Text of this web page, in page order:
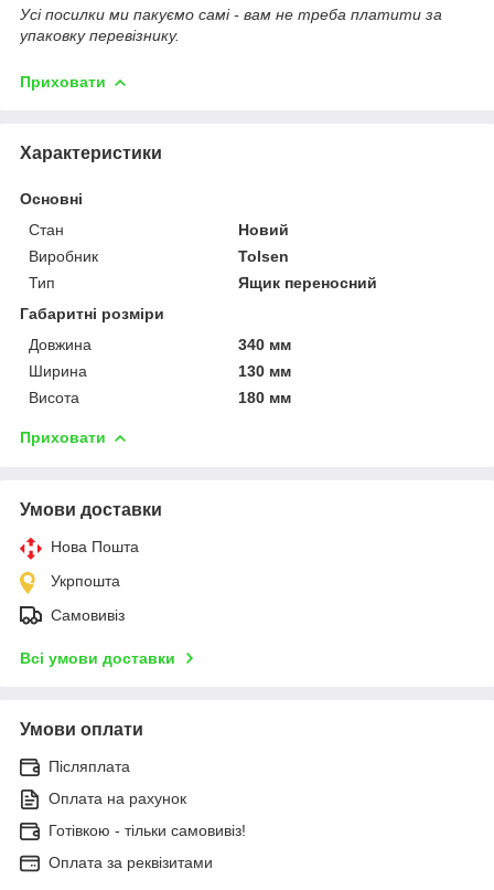
Усі посилки ми пакуємо самі - вам не треба платити за
упаковку перевізнику.
Приховати
Характеристики
Основні
Стан
Новий
Виробник
Tolsen
Тип
Ящик переносний
Габаритні розміри
Довжина
340 мм
Ширина
130 мм
Висота
180 мм
Приховати
Умови доставки
Нова Пошта
Укрпошта
Самовивіз
Всі умови доставки
Умови оплати
Післяплата
Оплата на рахунок
Готівкою - тільки самовивіз!
Оплата за реквізитами